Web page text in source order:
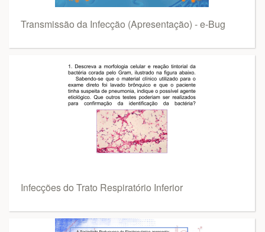
Transmissão da Infecção (Apresentação) - e-Bug
Infecções do Trato Respiratório Inferior